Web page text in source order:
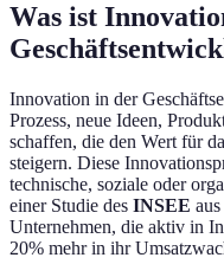
Was ist
Innovation in der
Prozess, neue Ideen,
schaffen, die den Wert für
steigern. Diese
technische, soziale oder
einer Studie des INSEE
Unternehmen, die aktiv in
20% mehr in ihr